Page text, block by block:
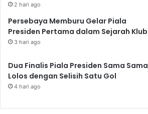
2 hari ago
Persebaya Memburu Gelar Piala
Presiden Pertama dalam Sejarah Klub
3 hari ago
Dua Finalis Piala Presiden Sama Sama
Lolos dengan Selisih Satu Gol
4 hari ago